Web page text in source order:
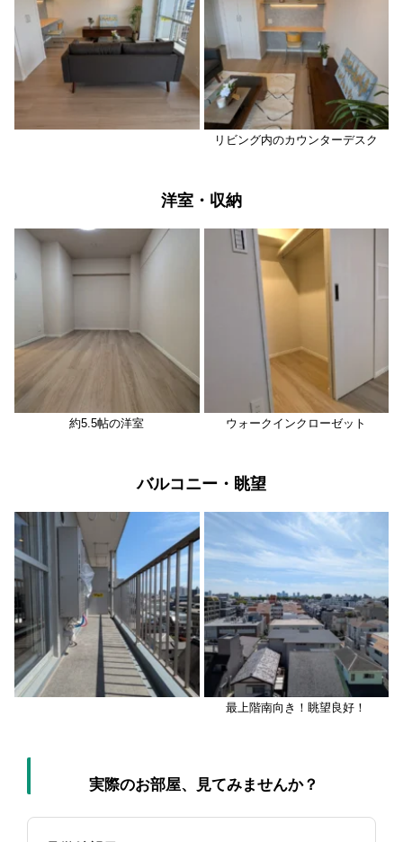
リビング内のカウンターデスク
洋室・収納
約5.5帖の洋室 ウォークインクローゼット
バルコニー・眺望
最上階南向き！眺望良好！
実際のお部屋、見てみませんか？